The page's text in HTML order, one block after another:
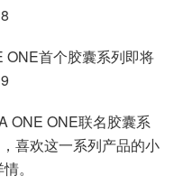
ONE ONE联名胶囊系
喜欢这一系列产品的小
。